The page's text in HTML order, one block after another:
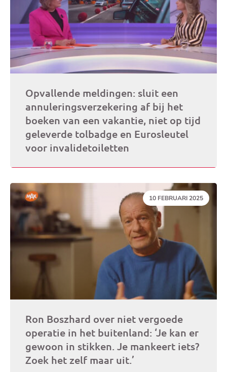
Opvallende meldingen: sluit een
annuleringsverzekering af bij het
boeken van een vakantie, niet op tijd
geleverde tolbadge en Eurosleutel
voor invalidetoiletten
DATUM:
10 FEBRUARI 2025
Ron Boszhard over niet vergoede
operatie in het buitenland: ‘Je kan er
gewoon in stikken. Je mankeert iets?
Zoek het zelf maar uit.’